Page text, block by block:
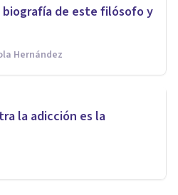
biografía de este filósofo y
Hernández
la adicción es la